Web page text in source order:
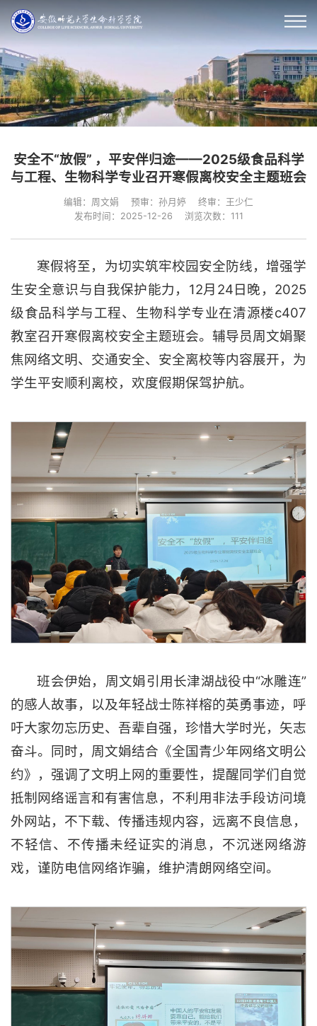
安全不“放假” ，平安伴归途——2025级食品科学
与工程、生物科学专业召开寒假离校安全主题班会
编辑：周文娟 预审：孙月婷
终审：王少仁
发布时间：2025-12-26
浏览次数： 111
寒假将至，为切实筑牢校园安全防线，增强学
生安全意识与自我保护能力，12月24日晚，2025
级食品科学与工程、生物科学专业在清源楼c407
教室召开寒假离校安全主题班会。辅导员周文娟聚
焦网络文明、交通安全、安全离校等内容展开，为
学生平安顺利离校，欢度假期保驾护航。
班会伊始，周文娟引用长津湖战役中“冰雕连”
的感人故事，以及年轻战士陈祥榕的英勇事迹，呼
吁大家勿忘历史、吾辈自强，珍惜大学时光，矢志
奋斗。同时，周文娟结合《全国青少年网络文明公
约》，强调了文明上网的重要性，提醒同学们自觉
抵制网络谣言和有害信息，不利用非法手段访问境
外网站，不下载、传播违规内容，远离不良信息，
不轻信、不传播未经证实的消息，不沉迷网络游
戏，谨防电信网络诈骗，维护清朗网络空间。